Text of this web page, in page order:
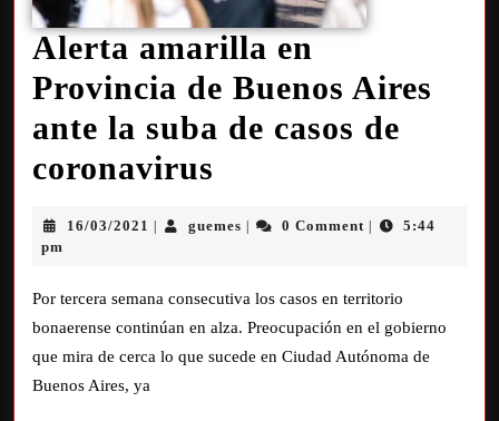
Alerta amarilla en
Provincia de Buenos Aires
ante la suba de casos de
coronavirus
16/03/2021 guemes 0 Comment
5:44
pm
Por tercera semana consecutiva los casos en territorio
bonaerense continúan en alza. Preocupación en el gobierno
que mira de cerca lo que sucede en Ciudad Autónoma de
Buenos Aires, ya